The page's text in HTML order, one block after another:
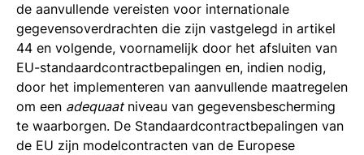
de aanvullende vereisten voor internationale
gegevensoverdrachten die zijn vastgelegd in artikel
44 en volgende, voornamelijk door het afsluiten van
EU-standaardcontractbepalingen en, indien nodig,
door het implementeren van aanvullende maatregelen
om een adequaatniveau van gegevensbescherming
te waarborgen. De Standaardcontractbepalingen van
de EU zijn modelcontracten van de Europese